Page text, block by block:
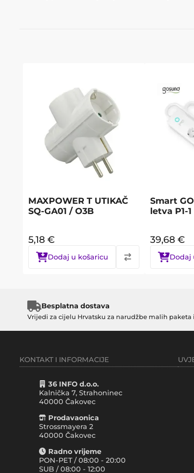
MAXPOWER T UTIKAČ
SQ-GA01 / O3B
5,18 €
Dodaj u košaricu
Smart
letva P1-1
39,68 €
Dodaj
Besplatna dostava
Vrijedi za cijelu Hrvatsku za narudžbe malih paketa
KONTAKT I INFORMACIJE
36 INFO d.o.o.
Kalnička 7, Strahoninec
40000 Čakovec
Prodavaonica
Strossmayera 2
40000 Čakovec
Radno vrijeme
PON-PET / 08:00 - 20:00
SUB / 08:00 - 12:00